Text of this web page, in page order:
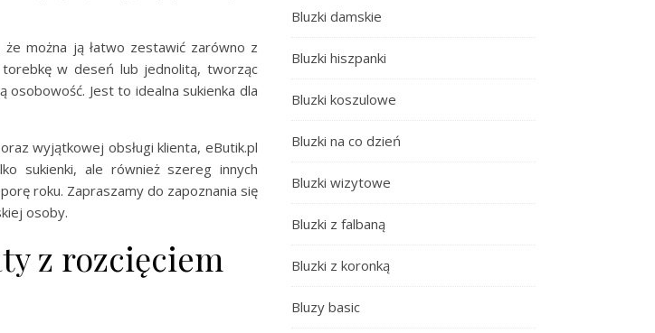
że można ją łatwo zestawić zarówno z
torebkę w deseń lub jednolitą, tworząc
Jest to idealna sukienka dla
wyjątkowej obsługi klienta, eButik.pl
sukienki, ale również szereg innych
roku. Zapraszamy do zapoznania się
osoby.
z rozcięciem
Bluzki damskie
Bluzki hiszpanki
Bluzki koszulowe
Bluzki na co dzień
Bluzki wizytowe
Bluzki z falbaną
Bluzki z koronką
Bluzy basic